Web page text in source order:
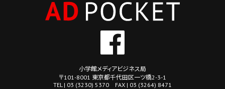
小学館メディアビジネス局
〒101-8001 東京都千代田区一ツ橋2-3-1
TEL | 03 (3230) 5370 FAX | 03 (3264) 8471